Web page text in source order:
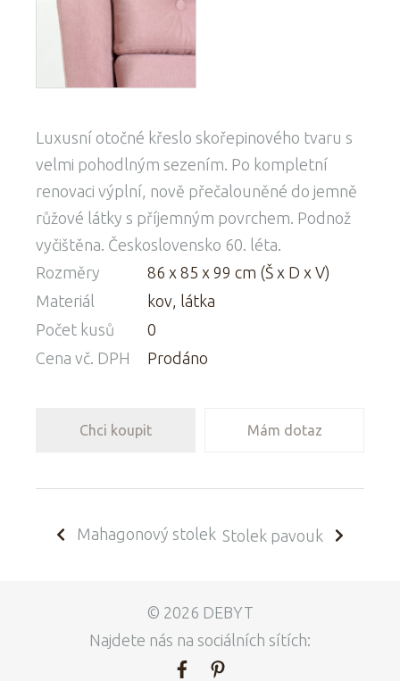
Luxusní otočné křeslo skořepinového tvaru s
velmi pohodlným sezením. Po kompletní
renovaci výplní, nově přečalouněné do jemně
růžové látky s příjemným povrchem. Podnož
vyčištěna. Československo 60. léta.
Rozměry
86 x 85 x 99 cm (Š x D x V)
Materiál
kov, látka
Počet kusů
0
Cena vč. DPH
Prodáno
Chci koupit Mám dotaz
Mahagonový stolek Stolek pavouk
© 2026 DEBYT
Najdete nás na sociálních sítích: